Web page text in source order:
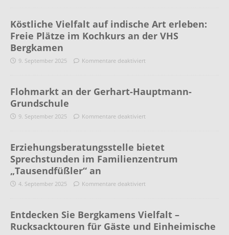
Köstliche Vielfalt auf indische Art erleben:
Freie Plätze im Kochkurs an der VHS
Bergkamen
9. September 2025 Kommentare deaktiviert
Flohmarkt an der Gerhart-Hauptmann-
Grundschule
9. September 2025 Kommentare deaktiviert
Erziehungsberatungsstelle bietet
Sprechstunden im Familienzentrum
„Tausendfüßler“ an
4. September 2025 Kommentare deaktiviert
Entdecken Sie Bergkamens Vielfalt –
Rucksacktouren für Gäste und Einheimische